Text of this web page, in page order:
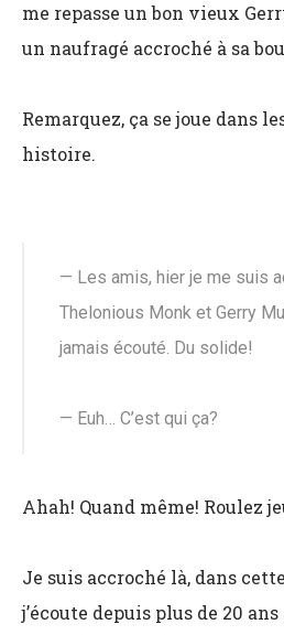
me repasse un bon vieux
un naufragé accroché à sa
Remarquez, ça se joue dans
histoire.
— Les amis, hier je me suis
Thelonious Monk et Gerry
jamais écouté. Du solide!
— Euh… C’est qui ça?
Ahah! Quand même! Roulez
Je suis accroché là, dans
j’écoute depuis plus de 20